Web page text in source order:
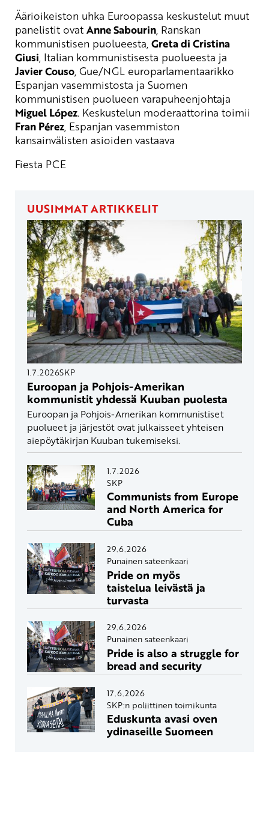
Äärioikeiston uhka Euroopassa keskustelut muut
panelistit ovat Anne Sabourin, Ranskan
kommunistisen puolueesta, Greta di Cristina
Giusi, Italian kommunistisesta puolueesta ja
Javier Couso, Gue/NGL europarlamentaarikko
Espanjan vasemmistosta ja Suomen
kommunistisen puolueen varapuheenjohtaja
Miguel López. Keskustelun moderaattorina toimii
Fran Pérez, Espanjan vasemmiston
kansainvälisten asioiden vastaava
Fiesta PCE
UUSIMMAT ARTIKKELIT
1.7.2026SKP
Euroopan ja Pohjois-Amerikan
kommunistit yhdessä Kuuban puolesta
Euroopan ja Pohjois-Amerikan kommunistiset
puolueet ja järjestöt ovat julkaisseet yhteisen
aiepöytäkirjan Kuuban tukemiseksi.
1.7.2026
SKP
Communists from Europe
and North America for
Cuba
29.6.2026
Punainen sateenkaari
Pride on myös
taistelua leivästä ja
turvasta
29.6.2026
Punainen sateenkaari
Pride is also a struggle for
bread and security
17.6.2026
SKP:n poliittinen toimikunta
Eduskunta avasi oven
ydinaseille Suomeen